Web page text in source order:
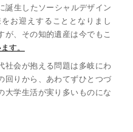
誕生したソーシャルデザイン
お迎えすることとなりまし
が、その知的遺産は今でもこ
す。
社会が抱える問題は多岐にわ
回りから、あわてずひとつづ
大学生活が実り多いものにな